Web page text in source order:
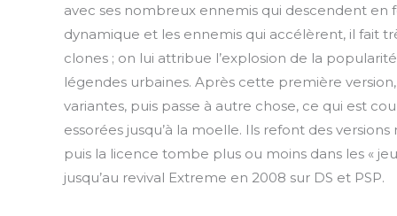
avec ses nombreux ennemis qui descendent en
dynamique et les ennemis qui accélèrent, il fait
clones ; on lui attribue l’explosion de la
légendes urbaines. Après cette première
variantes, puis passe à autre chose, ce qui est
essorées jusqu’à la moelle. Ils refont des
puis la licence tombe plus ou moins dans les «
jusqu’au revival Extreme en 2008 sur DS et PSP.